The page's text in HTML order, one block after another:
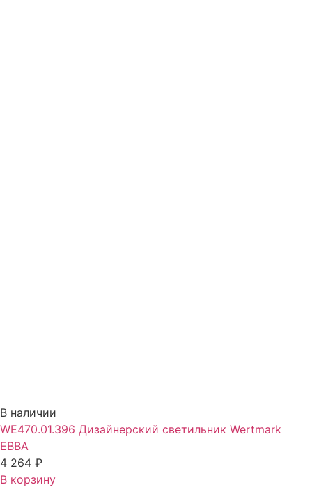
В наличии
WE470.01.396 Дизайнерский светильник Wertmark
EBBA
4 264 ₽
В корзину